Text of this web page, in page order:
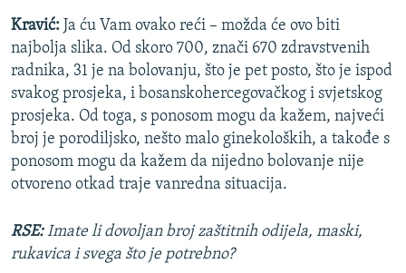
Kravić: Ja ću Vam ovako reći – možda će ovo biti
najbolja slika. Od skoro 700, znači 670 zdravstvenih
radnika, 31 je na bolovanju, što je pet posto, što je ispod
svakog prosjeka, i bosanskohercegovačkog i svjetskog
prosjeka. Od toga, s ponosom mogu da kažem, najveći
broj je porodiljsko, nešto malo ginekoloških, a takođe s
ponosom mogu da kažem da nijedno bolovanje nije
otvoreno otkad traje vanredna situacija.
RSE:Imate li dovoljan broj zaštitnih odijela, maski,
rukavica i svega što je potrebno?